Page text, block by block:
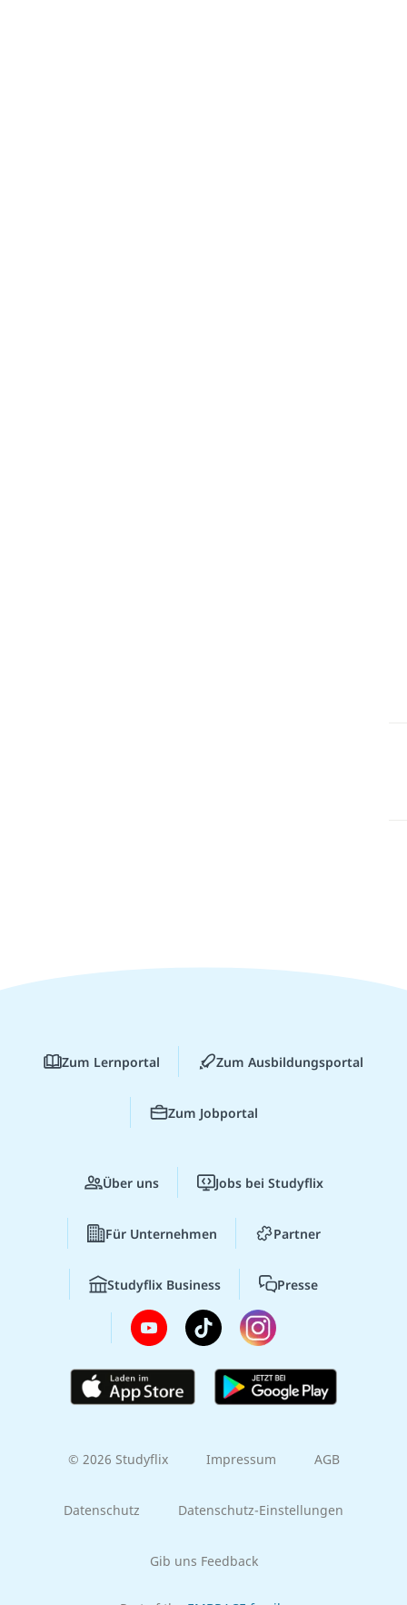
Zum Lernportal Zum Ausbildungsportal
Zum Jobportal
Über uns Jobs bei Studyflix
Für Unternehmen Partner
Studyflix Business Presse
© 2026 Studyflix Impressum AGB
Datenschutz Datenschutz-Einstellungen
Gib uns Feedback